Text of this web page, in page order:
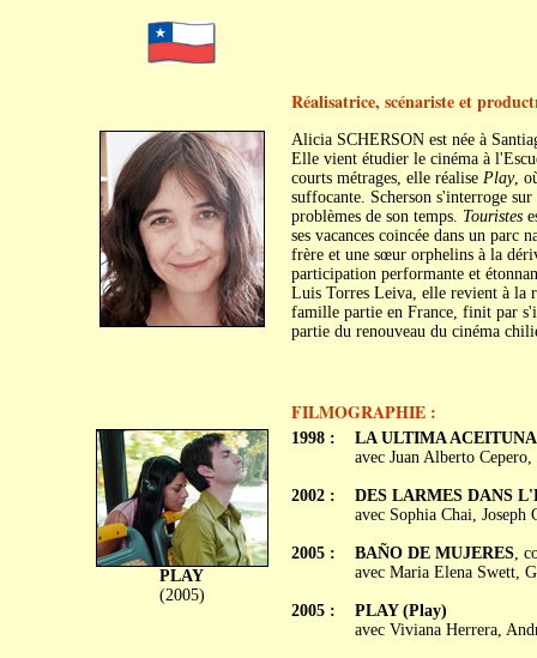
Réalisatrice, scénariste et
Alicia SCHERSON est née à
Elle vient étudier le cinéma à
courts métrages, elle réalise Play,
suffocante. Scherson s'interroge
problèmes de son temps. Touristes
ses vacances coincée dans un parc
frère et une sœur orphelins à la
participation performante et
Luis Torres Leiva, elle revient à la
famille partie en France, finit par
partie du renouveau du cinéma
FILMOGRAPHIE :
PLAY
(2005)
1998 :
2002 :
2005 :
2005 :
LA ULTIMA ACEITUNA
avec Juan Alberto
DES LARMES DANS
avec Sophia Chai, Joseph
BAÑO DE MUJERES,
avec Maria Elena Swett,
PLAY (Play)
avec Viviana Herrera,